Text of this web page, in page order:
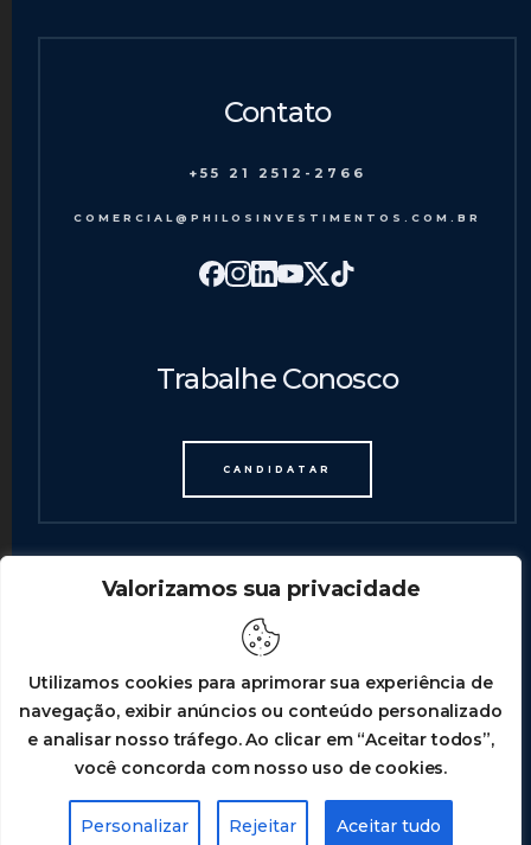
Valorizamos sua privacidade
Utilizamos cookies para aprimorar sua experiência de
navegação, exibir anúncios ou conteúdo personalizado
e analisar nosso tráfego. Ao clicar em “Aceitar todos”,
você concorda com nosso uso de cookies.
Personalizar Rejeitar Aceitar tudo
Contato
+55 21 2512-2766
COMERCIAL@PHILOSINVESTIMENTOS.COM.BR
Trabalhe Conosco
CANDIDATAR
© 2023 MADE BY MARCUSANDREY.COM